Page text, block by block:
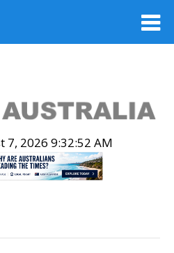
7, 2026 9:32:52 AM